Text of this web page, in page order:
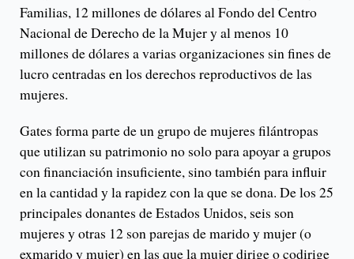
Familias, 12 millones de dólares al Fondo del Centro
Nacional de Derecho de la Mujer y al menos 10
millones de dólares a varias organizaciones sin fines de
lucro centradas en los derechos reproductivos de las
mujeres.
Gates forma parte de un grupo de mujeres filántropas
que utilizan su patrimonio no solo para apoyar a grupos
con financiación insuficiente, sino también para influir
en la cantidad y la rapidez con la que se dona. De los 25
principales donantes de Estados Unidos, seis son
mujeres y otras 12 son parejas de marido y mujer (o
exmarido y mujer) en las que la mujer dirige o codirige